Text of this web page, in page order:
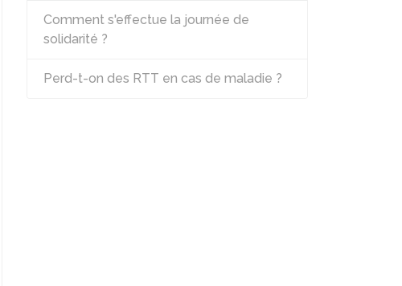
Comment s'effectue la journée de
solidarité ?
Perd-t-on des RTT en cas de maladie ?